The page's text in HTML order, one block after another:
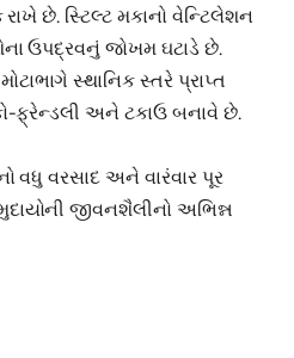
છે. સ્ટિલ્ટ મકાનો વેન્ટિલેશન
ઉપદ્રવનું જોખમ ઘટાડે છે.
સ્થાનિક સ્તરે પ્રાપ્ત
ફ્રેન્ડલી અને ટકાઉ બનાવે છે.
વધુ વરસાદ અને વારંવાર પૂર
જીવનશૈલીનો અભિન્ન